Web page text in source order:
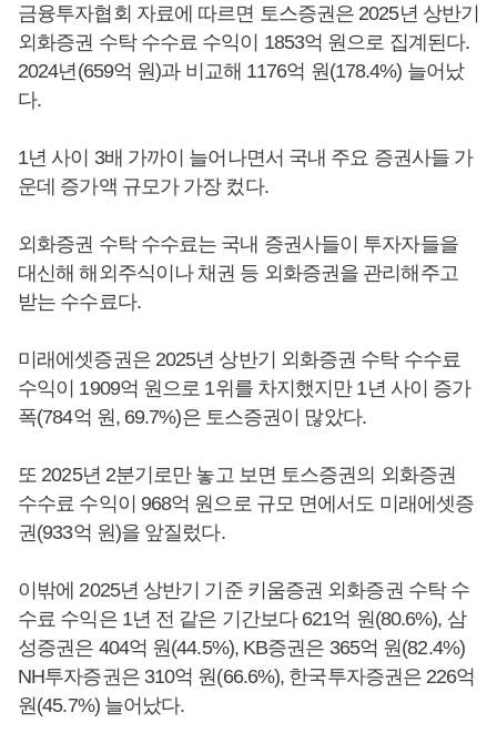
금융투자협회 자료에 따르면 토스증권은 2025년 상반기
외화증권 수탁 수수료 수익이 1853억 원으로 집계된다.
2024년(659억 원)과 비교해 1176억 원(178.4%) 늘어났
다.
1년 사이 3배 가까이 늘어나면서 국내 주요 증권사들 가
운데 증가액 규모가 가장 컸다.
외화증권 수탁 수수료는 국내 증권사들이 투자자들을
대신해 해외주식이나 채권 등 외화증권을 관리해주고
받는 수수료다.
미래에셋증권은 2025년 상반기 외화증권 수탁 수수료
수익이 1909억 원으로 1위를 차지했지만 1년 사이 증가
폭(784억 원, 69.7%)은 토스증권이 많았다.
또 2025년 2분기로만 놓고 보면 토스증권의 외화증권
수수료 수익이 968억 원으로 규모 면에서도 미래에셋증
권(933억 원)을 앞질렀다.
이밖에 2025년 상반기 기준 키움증권 외화증권 수탁 수
수료 수익은 1년 전 같은 기간보다 621억 원(80.6%), 삼
성증권은 404억 원(44.5%), KB증권은 365억 원(82.4%)
NH투자증권은 310억 원(66.6%), 한국투자증권은 226억
원(45.7%) 늘어났다.